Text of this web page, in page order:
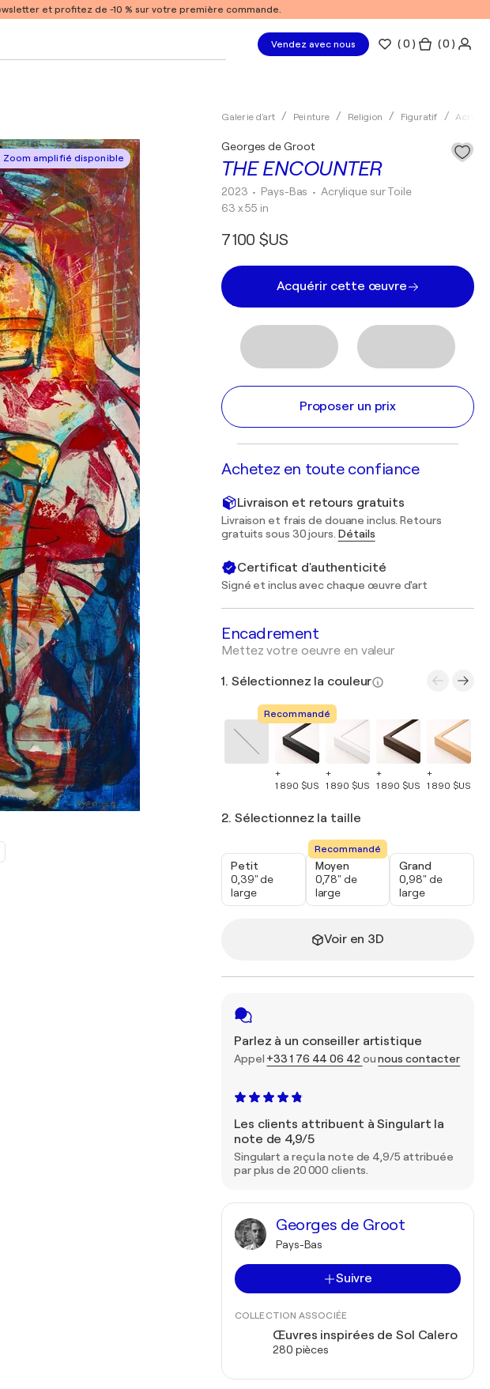
et profitez de -10 % sur votre première commande.
Vendez avec nous (0 ) ( 0 )
Zoom amplifié disponible
Galerie d'art Peinture Religion Figuratif
THE ENCOUNTER
Georges de Groot
2023 • Pays-Bas • Acrylique sur Toile
63 x 55 in
7 100 $US
Acquérir cette œuvre
Proposer un prix
Achetez en toute confiance
Livraison et retours gratuits
Livraison et frais de douane inclus. Retours
gratuits sous 30 jours. Détails
Certificat d'authenticité
Signé et inclus avec chaque œuvre d'art
Encadrement
Mettez votre oeuvre en valeur
1. Sélectionnez la couleur
Recommandé
+
1 890 $US
+
1 890 $US
+
1 890 $US
+
1 890 $US
2. Sélectionnez la taille
Petit
0,39" de
large
Recommandé
Moyen
0,78" de
large
Grand
0,98" de
large
Voir en 3D
Parlez à un conseiller artistique
Appel +33 1 76 44 06 42 ounous contacter
Les clients attribuent à Singulart la
note de 4,9/5
Singulart a reçu la note de 4,9/5 attribuée
par plus de 20 000 clients.
Georges de Groot
Pays-Bas
Suivre
COLLECTION ASSOCIÉE
Œuvres inspirées de Sol Calero
280 pièces